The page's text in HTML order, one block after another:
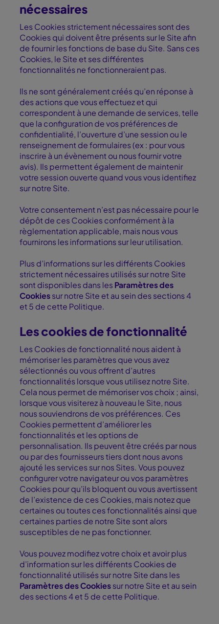
nécessaires
Les Cookies strictement nécessaires sont des
Cookies qui doivent être présents sur le Site afin
de fournir les fonctions de base du Site. Sans ces
Cookies, le Site et ses différentes
fonctionnalités ne fonctionneraient pas.
Ils ne sont généralement créés qu’en réponse à
des actions que vous effectuez et qui
correspondent à une demande de services, telle
que la configuration de vos préférences de
confidentialité, l’ouverture d’une session ou le
renseignement de formulaires (ex : pour vous
inscrire à un évènement ou nous fournir votre
avis). Ils permettent également de maintenir
votre session ouverte quand vous vous identifiez
sur notre Site.
Votre consentement n’est pas nécessaire pour le
dépôt de ces Cookies conformément à la
règlementation applicable, mais nous vous
fournirons les informations sur leur utilisation.
Plus d’informations sur les différents Cookies
strictement nécessaires utilisés sur notre Site
sont disponibles dans lesParamètres des
Cookiessur notre Site et au sein des sections 4
et 5 de cette Politique.
Les cookies de fonctionnalité
Les Cookies de fonctionnalité nous aident à
mémoriser les paramètres que vous avez
sélectionnés ou vous offrent d’autres
fonctionnalités lorsque vous utilisez notre Site.
Cela nous permet de mémoriser vos choix ; ainsi,
lorsque vous visiterez à nouveau le Site, nous
nous souviendrons de vos préférences. Ces
Cookies permettent d’améliorer les
fonctionnalités et les options de
personnalisation. Ils peuvent être créés par nous
ou par des fournisseurs tiers dont nous avons
ajouté les services sur nos Sites. Vous pouvez
configurer votre navigateur ou vos paramètres
Cookies pour qu’ils bloquent ou vous avertissent
de l’existence de ces Cookies, mais notez que
certaines ou toutes ces fonctionnalités ainsi que
certaines parties de notre Site sont alors
susceptibles de ne pas fonctionner.
Vous pouvez modifiez votre choix et avoir plus
d’information sur les différents Cookies de
fonctionnalité utilisés sur notre Site dans les
Paramètres des Cookiessur notre Site et au sein
des sections 4 et 5 de cette Politique.